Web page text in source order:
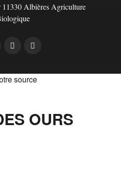
11330 Albières Agriculture
OURS